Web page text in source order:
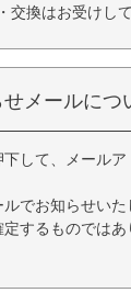
交換はお受けし
メールにつ
して、メールア
でお知らせいた
するものではあ